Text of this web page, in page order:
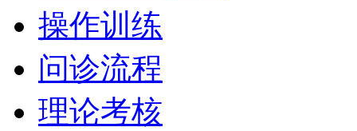
操作训练
问诊流程
理论考核